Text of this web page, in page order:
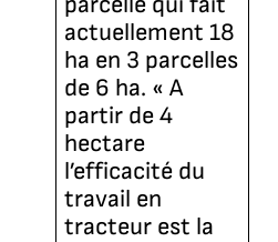
actuellement 18
ha en 3 parcelles
de 6 ha. « A
partir de 4
hectare
l’efficacité du
travail en
tracteur est la